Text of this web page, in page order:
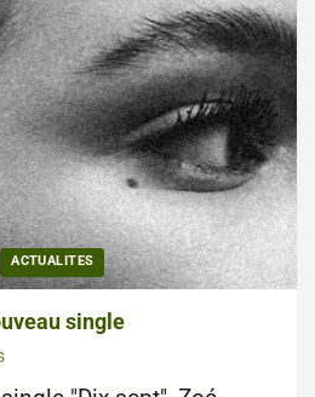
ACTUALITES
single